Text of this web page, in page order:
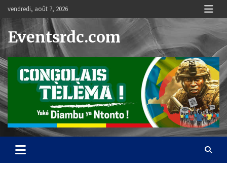
content
vendredi, août 7, 2026
Eventsrdc.com